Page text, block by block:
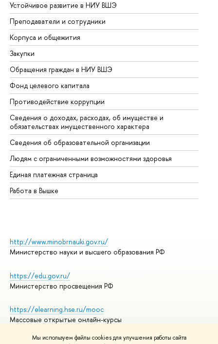
Мы используем файлы cookies для улучшения работы сайта
Устойчивое развитие в НИУ ВШЭ
Преподаватели и сотрудники
Корпуса и общежития
Закупки
Обращения граждан в НИУ ВШЭ
Фонд целевого капитала
Противодействие коррупции
Сведения о доходах, расходах, об имуществе и
обязательствах имущественного характера
Сведения об образовательной организации
Людям с ограниченными возможностями здоровья
Единая платежная страница
Работа в Вышке
http://www.minobrnauki.gov.ru/
Министерство науки и высшего образования РФ
https://edu.gov.ru/
Министерство просвещения РФ
https://elearning.hse.ru/mooc
Массовые открытые онлайн-курсы